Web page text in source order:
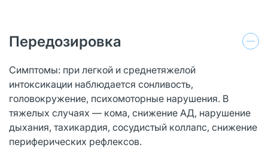
Передозировка
Симптомы: при легкой и среднетяжелой
интоксикации наблюдается сонливость,
головокружение, психомоторные нарушения. В
тяжелых случаях — кома, снижение АД, нарушение
дыхания, тахикардия, сосудистый коллапс, снижение
периферических рефлексов.